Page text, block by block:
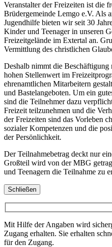
Veranstalter der Freizeiten ist die
Brüdergemeinde Lemgo e.V. Als
Jugendhilfe bieten wir seit 30
Kinder und Teenager in unseren
Freizeitgelände im Extertal an.
Vermittlung des christlichen
Deshalb nimmt die
hohen Stellenwert im
ehrenamtlichen Mitarbeitern
und Bastelangeboten. Um ein
sind die Teilnehmer dazu
Freizeit teilzunehmen und die
der Freizeiten sind das Vorleben
sozialer Kompetenzen und die
der Persönlichkeit.
Der Teilnahmebetrag deckt nur
Großteil wird von der MBG
und Teenagern die Teilnahme zu
Schließen
Mit Hilfe der Angaben wird
Zugang erhalten. Sie erhalten
für den Zugang.